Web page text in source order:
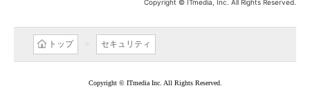
Copyright © ITmedia, Inc. All Rights Reserved.
トップ セキュリティ
Copyright © ITmedia Inc. All Rights Reserved.